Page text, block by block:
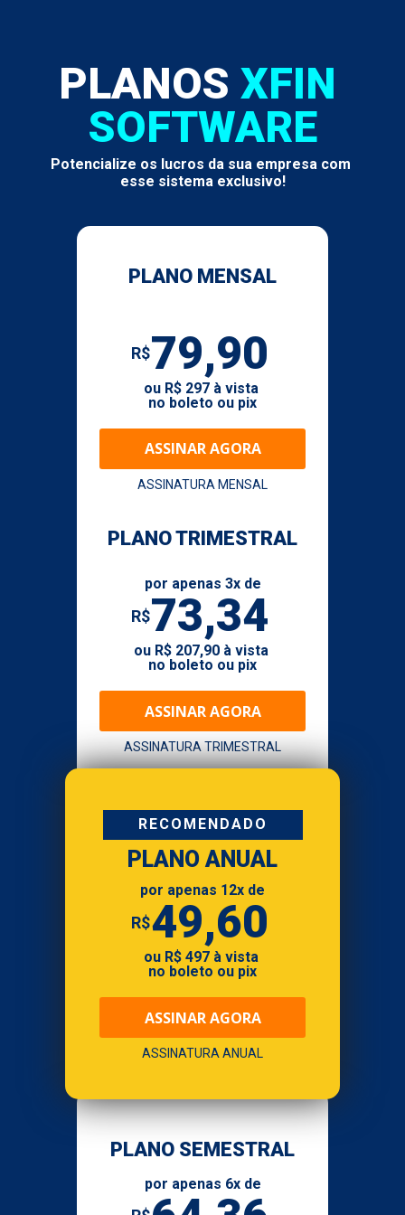
PLANO MENSAL
R$79,90
ou R$ 297 à vista
no boleto ou pix
ASSINAR AGORA
ASSINATURA MENSAL
PLANOS XFIN
SOFTWARE
Potencialize os lucros da sua empresa com
esse sistema exclusivo!
PLANO TRIMESTRAL
R$73,34
ou R$ 207,90 à vista
no boleto ou pix
ASSINATURA TRIMESTRAL
por apenas 3x de
ASSINAR AGORA
PLANO ANUAL
R$49,60
ou R$ 497 à vista
no boleto ou pix
ASSINATURA ANUAL
por apenas 12x de
ASSINAR AGORA
RECOMENDADO
PLANO SEMESTRAL
por apenas 6x de